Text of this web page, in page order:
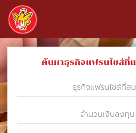
ค้นหาธุรกิจแฟรนไชส์ที่